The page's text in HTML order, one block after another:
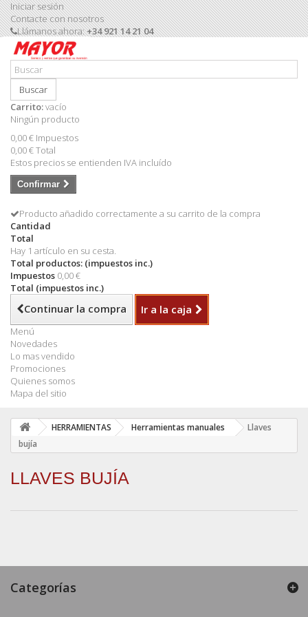
Iniciar sesión
Contacte con nosotros
Llámanos ahora:+34 921 14 21 04
Buscar
Carrito:vacío
Ningún producto
0,00 € Impuestos
0,00 €Total
Estos precios se entienden IVA incluído
Confirmar
Producto añadido correctamente a su carrito de la compra
Cantidad
Total
Hay 1 artículo en su cesta.
Total productos: (impuestos inc.)
Impuestos 0,00 €
Total (impuestos inc.)
Continuar la compra Ir a la caja
Menú
Novedades
Lo mas vendido
Promociones
Quienes somos
Mapa del sitio
HERRAMIENTAS Herramientas manuales
Llaves
bujía
LLAVES BUJÍA
Categorías